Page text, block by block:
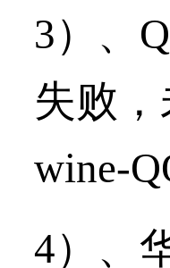
3）、
失败
wine-
4）、